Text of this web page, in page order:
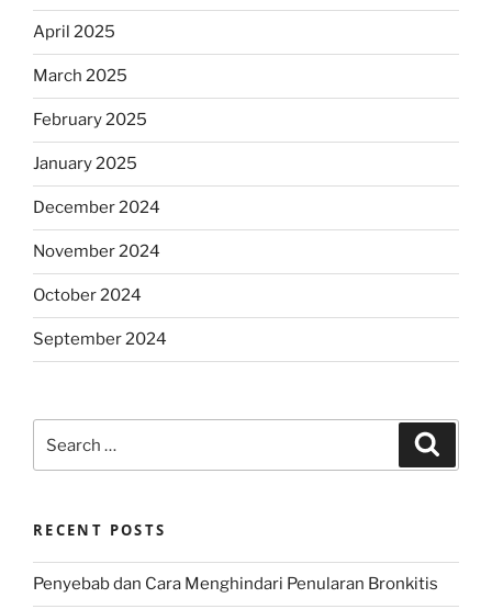
April 2025
March 2025
February 2025
January 2025
December 2024
November 2024
October 2024
September 2024
for:
RECENT POSTS
Penyebab dan Cara Menghindari Penularan Bronkitis